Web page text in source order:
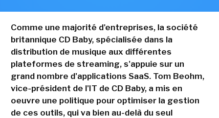
Comme une majorité d'entreprises, la société
britannique CD Baby, spécialisée dans la
distribution de musique aux différentes
plateformes de streaming, s'appuie sur un
grand nombre d'applications SaaS. Tom Beohm,
vice-président de l'IT de CD Baby, a mis en
oeuvre une politique pour optimiser la gestion
de ces outils, qui va bien au-delà du seul